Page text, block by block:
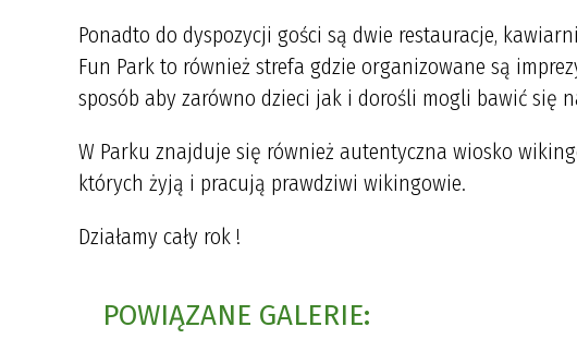
Ponadto do dyspozycji gości są dwie restauracje,
Fun Park to również strefa gdzie organizowane są
sposób aby zarówno dzieci jak i dorośli mogli bawić się
W Parku znajduje się również autentyczna wiosko
których żyją i pracują prawdziwi wikingowie.
Działamy cały rok !
POWIĄZANE GALERIE: